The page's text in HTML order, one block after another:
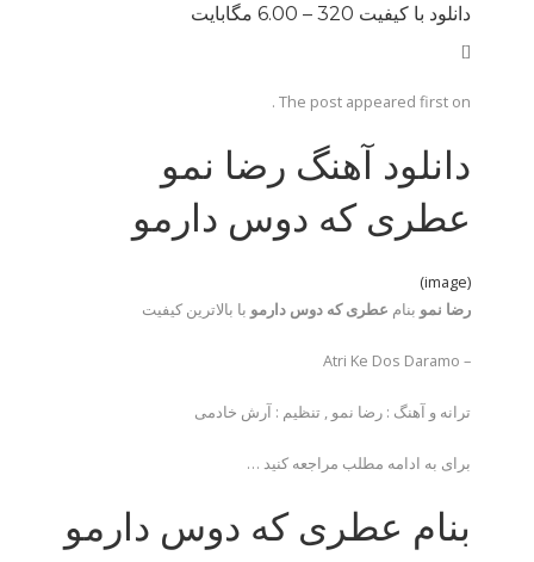
دانلود با کیفیت 320 – 6.00 مگابایت
[]
The post appeared first on .
دانلود آهنگ رضا نمو
عطری که دوس دارمو
(image)
رضا نمو بنام عطری که دوس دارمو با بالاترین کیفیت
– Atri Ke Dos Daramo
ترانه و آهنگ : رضا نمو , تنظیم : آرش خادمی
برای به ادامه مطلب مراجعه کنید …
بنام عطری که دوس دارمو